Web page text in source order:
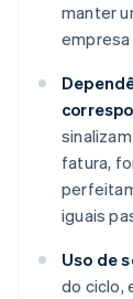
manter
empresa
fatura,
iguais
Uso de
do ciclo,